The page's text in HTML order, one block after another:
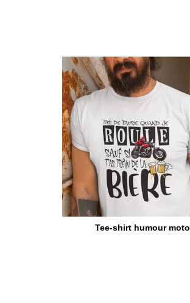
Tee-shirt humour moto